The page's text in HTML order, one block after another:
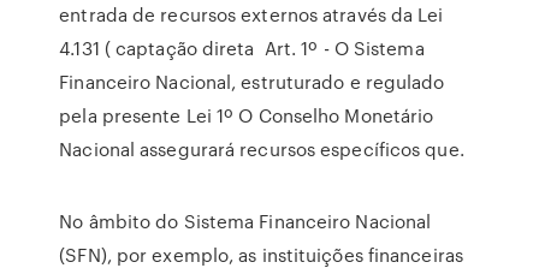
entrada de recursos externos através da Lei
4.131 ( captação direta Art. 1º - O Sistema
Financeiro Nacional, estruturado e regulado
pela presente Lei 1º O Conselho Monetário
Nacional assegurará recursos específicos que.
No âmbito do Sistema Financeiro Nacional
(SFN), por exemplo, as instituições financeiras